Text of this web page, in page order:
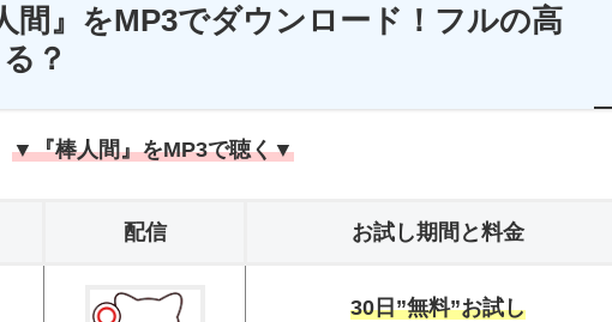
間』をMP3でダウンロード！フルの高
？
▼『棒人間』をMP3で聴く▼
配信 お試し期間と料金
30日”無料”お試し